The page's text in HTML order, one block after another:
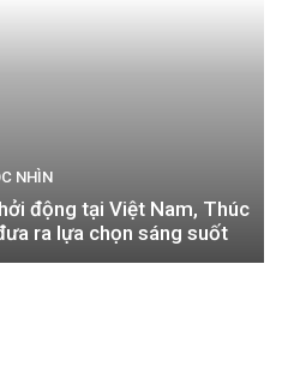
NHÌN
động tại Việt Nam, Thúc
ra lựa chọn sáng suốt